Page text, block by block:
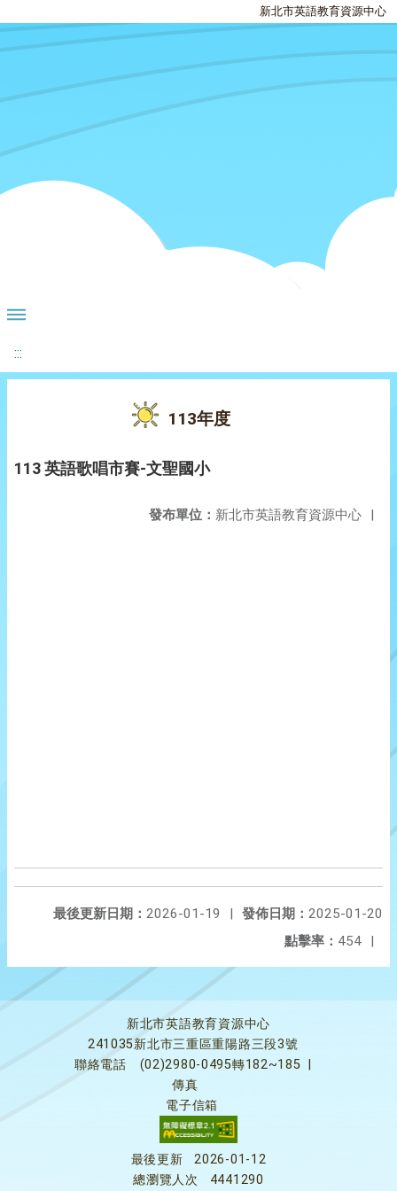
新北市英語教育資源中心
:::
113年度
113 英語歌唱市賽-文聖國小
發布單位： 新北市英語教育資源中心 |
發佈日期： 2025-01-20
最後更新日期： 2026-01-19
|
點擊率： 454 |
新北市英語教育資源中心
241035新北市三重區重陽路三段3號
聯絡電話
(02)2980-0495轉182~185
傳真
電子信箱
最後更新
2026-01-12
總瀏覽人次
4441290